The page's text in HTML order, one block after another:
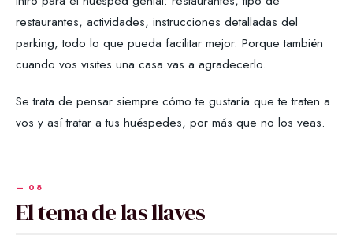
restaurantes, actividades, instrucciones detalladas del
parking, todo lo que pueda facilitar mejor. Porque también
cuando vos visites una casa vas a agradecerlo.
Se trata de pensar siempre cómo te gustaría que te traten a
vos y así tratar a tus huéspedes, por más que no los veas.
El tema de las llaves